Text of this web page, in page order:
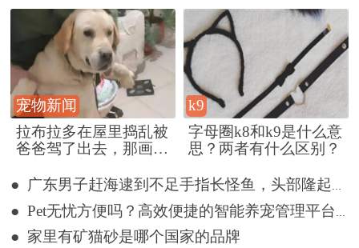
宠物新闻
拉布拉多在屋里捣乱被
爸爸驾了出去，那画面
k9
字母圈k8和k9是什么意
思？两者有什么区别？
● 广东男子赶海逮到不足手指长怪鱼，头部隆起像奥特曼
● Pet无忧方便吗？高效便捷的智能养宠管理平台详解
● 家里有矿猫砂是哪个国家的品牌